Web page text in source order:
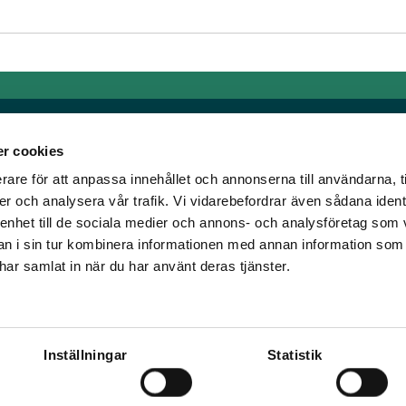
cookies
för att anpassa innehållet och annonserna till användarna,
och analysera vår trafik. Vi vidarebefordrar även sådana
till de sociala medier och annons- och analysföretag som
i sin tur kombinera informationen med annan information
samlat in när du har använt deras tjänster.
Inställningar Statistik
älskar trav!
vi skapat en
Länkar
Allmänna auktionsvillkor
Mobilvy